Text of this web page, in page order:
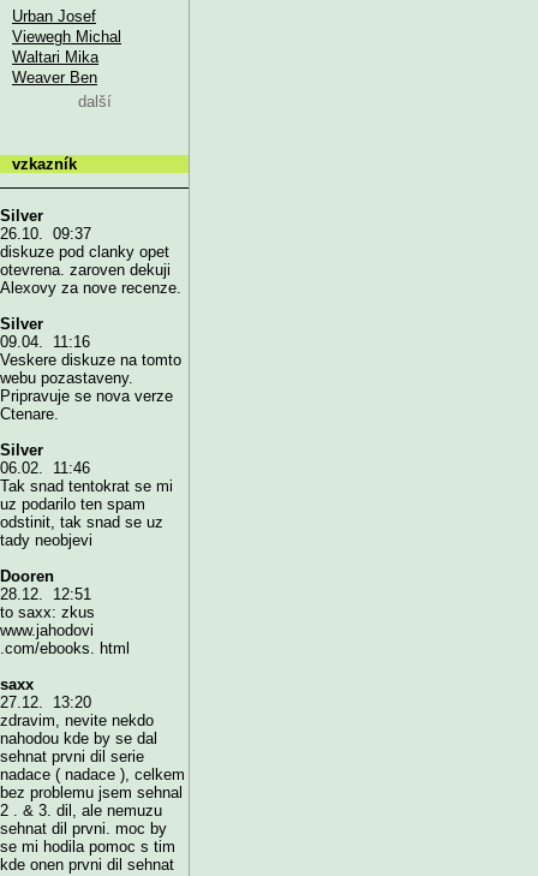
Urban Josef
Viewegh Michal
Waltari Mika
Weaver Ben
další
vzkazník
Silver
26.10. 09:37
diskuze pod clanky opet
otevrena. zaroven dekuji
Alexovy za nove recenze.
Silver
09.04. 11:16
Veskere diskuze na tomto
webu pozastaveny.
Pripravuje se nova verze
Ctenare.
Silver
06.02. 11:46
Tak snad tentokrat se mi
uz podarilo ten spam
odstinit, tak snad se uz
tady neobjevi
Dooren
28.12. 12:51
to saxx: zkus
www.jahodovi
.com/ebooks. html
saxx
27.12. 13:20
zdravim, nevite nekdo
nahodou kde by se dal
sehnat prvni dil serie
nadace ( nadace ), celkem
bez problemu jsem sehnal
2 . & 3. dil, ale nemuzu
sehnat dil prvni. moc by
se mi hodila pomoc s tim
kde onen prvni dil sehnat